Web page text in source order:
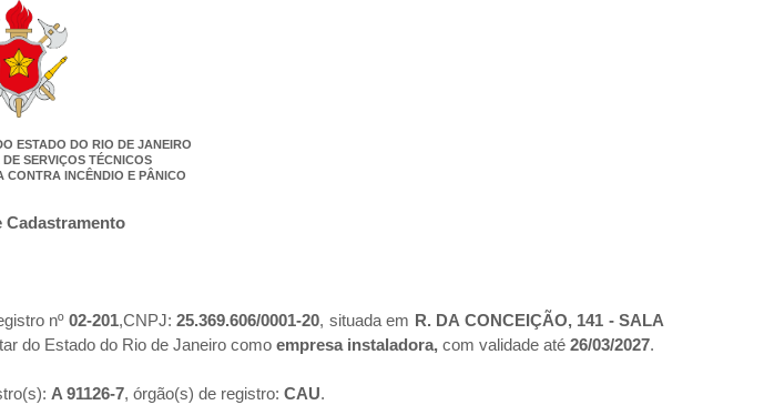
ESTADO DO RIO DE JANEIRO
SERVIÇOS TÉCNICOS
CONTRA INCÊNDIO E PÂNICO
Cadastramento
nº02-201,CNPJ:25.369.606/0001-20, situada em R. DA CONCEIÇÃO, 141 - SALA
do Estado do Rio de Janeiro como empresa instaladora, com validade até 26/03/2027.
A 91126-7, órgão(s) de registro: CAU.